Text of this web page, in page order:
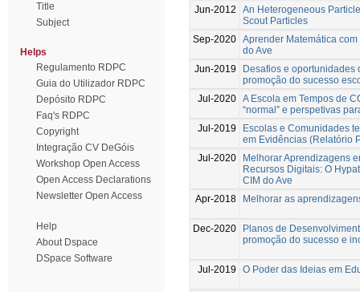
Title
Subject
Helps
Regulamento RDPC
Guia do Utilizador RDPC
Depósito RDPC
Faq's RDPC
Copyright
Integração CV DeGóis
Workshop Open Access
Open Access Declarations
Newsletter Open Access
Help
About Dspace
DSpace Software
Jun-2012
An Heterogeneous
Scout Particles
Sep-2020 Aprender Matemática
do Ave
Jun-2019
Desafios e oportunidades
promoção do sucesso
Jul-2020 A Escola em Tempos de
“normal” e perspetivas
Jul-2019
Escolas e Comunidades
em Evidências (Relatório
Jul-2020
Melhorar Aprendizagens
Recursos Digitais: O
CIM do Ave
Apr-2018
Melhorar as
Dec-2020
Planos de
promoção do sucesso e
Jul-2019 O Poder das Ideias em